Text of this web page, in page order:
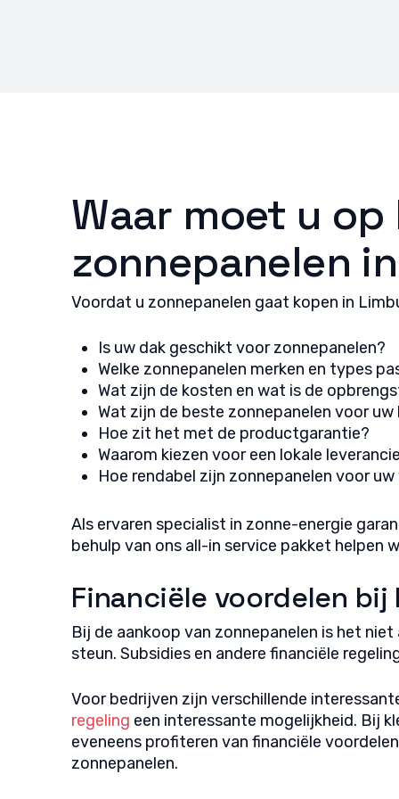
Waar moet u
zonnepanelen
Voordat u zonnepanelen gaat kopen in
Is uw dak geschikt voor zonnepanelen?
Welke zonnepanelen merken en types
Wat zijn de kosten en wat is de
Wat zijn de beste zonnepanelen voor
Hoe zit het met de productgarantie?
Waarom kiezen voor een lokale
Hoe rendabel zijn zonnepanelen voor
Als ervaren specialist in zonne-energie
behulp van ons all-in service pakket helpen
Financiële voordelen
Bij de aankoop van zonnepanelen is het
steun. Subsidies en andere financiële
Voor bedrijven zijn verschillende
regeling een interessante mogelijkheid. Bij
eveneens profiteren van financiële
zonnepanelen.